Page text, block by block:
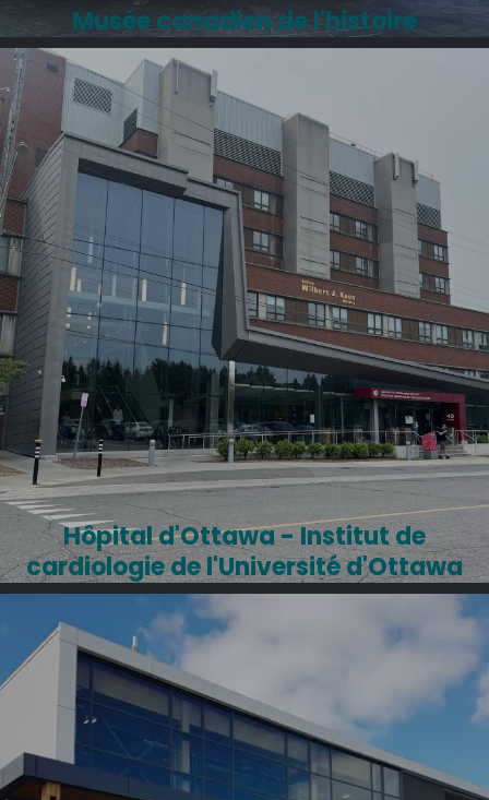
Musée canadien de l'histoire
Hôpital d'Ottawa - Institut de
cardiologie de l'Université d'Ottawa